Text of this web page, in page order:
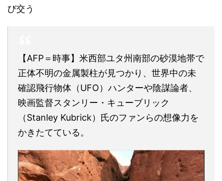
び交う
【AFP＝時事】米西部ユタ州南部の砂漠地帯で
正体不明の金属製柱が見つかり、世界中の未
確認飛行物体（UFO）ハンターや陰謀論者、
映画監督スタンリー・キューブリック
（Stanley Kubrick）氏のファンらの想像力を
かきたてている。